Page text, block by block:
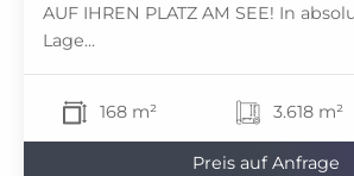
AUF IHREN PLATZ AM SEE! In
Lage...
168 m² 3.618 m²
Preis auf Anfrage